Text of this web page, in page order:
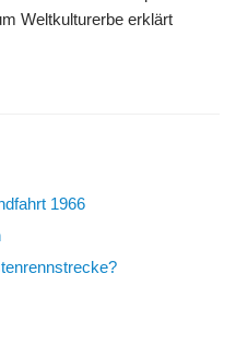
Weltkulturerbe erklärt
1966